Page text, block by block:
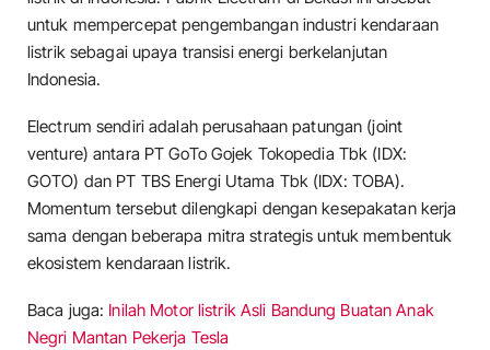
untuk mempercepat pengembangan industri kendaraan
listrik sebagai upaya transisi energi berkelanjutan
Indonesia.
Electrum sendiri adalah perusahaan patungan (joint
venture) antara PT GoTo Gojek Tokopedia Tbk (IDX:
GOTO) dan PT TBS Energi Utama Tbk (IDX: TOBA).
Momentum tersebut dilengkapi dengan kesepakatan kerja
sama dengan beberapa mitra strategis untuk membentuk
ekosistem kendaraan listrik.
Baca juga: Inilah Motor listrik Asli Bandung Buatan Anak
Negri Mantan Pekerja Tesla